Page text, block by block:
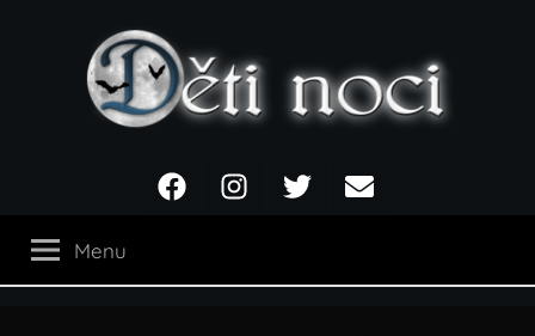
noci
FacebookInstagramTwitter Email
Menu